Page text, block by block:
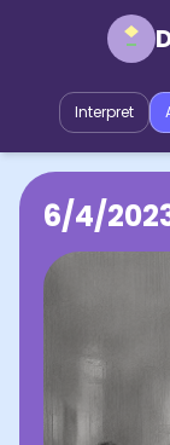
Interpret
6/4/